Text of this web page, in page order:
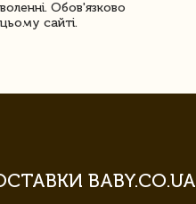
Обов'язково
сайті.
BABY.CO.UA